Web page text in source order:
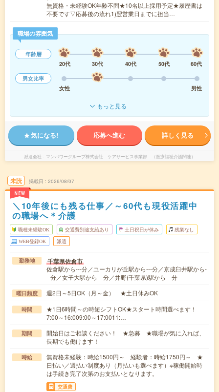
無資格・未経験OK年齢不問★10名以上採用予定★履歴書は
不要です▽応募後の流れ1)翌営業日までに担当…
職場の雰囲気
年齢層
20代
30代 40代 50代
60代
男女比率
女性
男性
もっと見る
気になる! 応募へ進む 詳しく見る
派遣会社 マンパワーグループ株式会社 ケアサービス事業部 （医療福祉介護関連）
未読
NEW
掲載日 2026/08/07
＼10年後にも残る仕事／～60代も現役活躍中
の職場へ＊介護
職種未経験OK 交通費別途支給あり 土日祝日が休み 残業なし
WEB登録OK 派遣
勤務地 千葉県佐倉市
佐倉駅から---分／ユーカリが丘駅から---分／京成臼井駅から-
--分／女子大駅から---分／井野(千葉県)駅から---分
曜日頻度 週2日～5日OK（月～金） ★土日休みOK
時間
★1日6時間～の時短シフトOK★スタート時間選べます！
7:00～16:009:00～17:0011:…
期間
開始日はご相談ください！ ★急募 ★職場が気に入れば、
長期でも働けます！
時給
無資格未経験：時給1500円～ 経験者：時給1750円～ ★
日払い／週払い制度あり（月払いも選べます）※稼働開始時
は手続き完了次第のお支払いとなります。
交通費